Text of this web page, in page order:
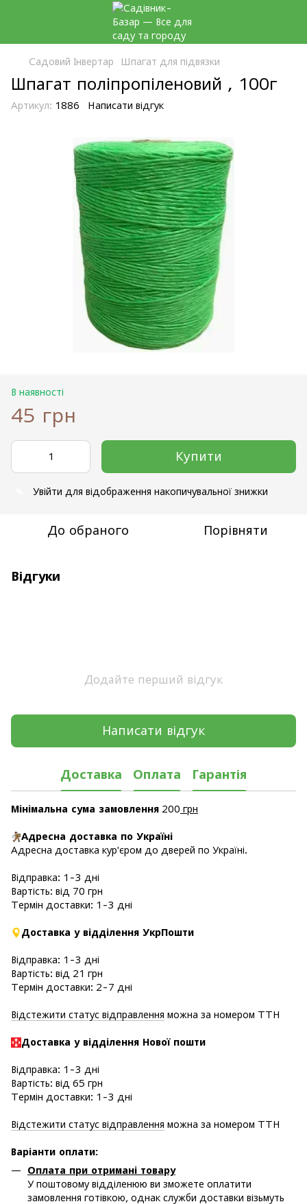
Садовий Інвертар Шпагат для підвязки
Шпагат поліпропіленовий , 100г
Артикул: 1886 Написати відгук
В наявності
45 грн
Купити
Увійти для відображення накопичувальної знижки
До обраного Порівняти
Відгуки
Додайте перший відгук
Написати відгук
Доставка Оплата Гарантія
Мінімальна сума замовлення 200 грн
Адресна доставка по Україні
Адресна доставка кур'єром до дверей по Україні.
Відправка: 1-3 дні
Вартість: від 70 грн
Термін доставки: 1-3 дні
Доставка у відділення УкрПошти
Відправка: 1-3 дні
Вартість: від 21 грн
Термін доставки: 2-7 дні
Відстежити статус відправлення можна за номером ТТН
Доставка у відділення Нової пошти
Відправка: 1-3 дні
Вартість: від 65 грн
Термін доставки: 1-3 дні
Відстежити статус відправлення можна за номером ТТН
Варіанти оплати:
Оплата при отримані товару
У поштовому відділенюю ви зможете оплатити
замовлення готівкою, однак служби доставки візьмуть